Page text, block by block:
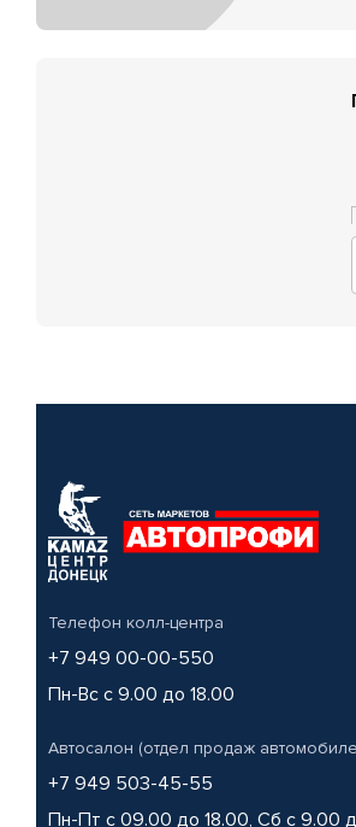
Телефон колл-центра
+7 949 00-00-550
Пн-Вс с 9.00 до 18.00
Автосалон (отдел продаж
+7 949 503-45-55
Пн-Пт с 09.00 до 18.00, Сб с 9.00